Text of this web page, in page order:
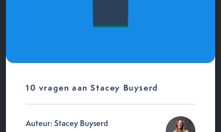
10 vragen aan Stacey Buyserd
Auteur: Stacey Buyserd